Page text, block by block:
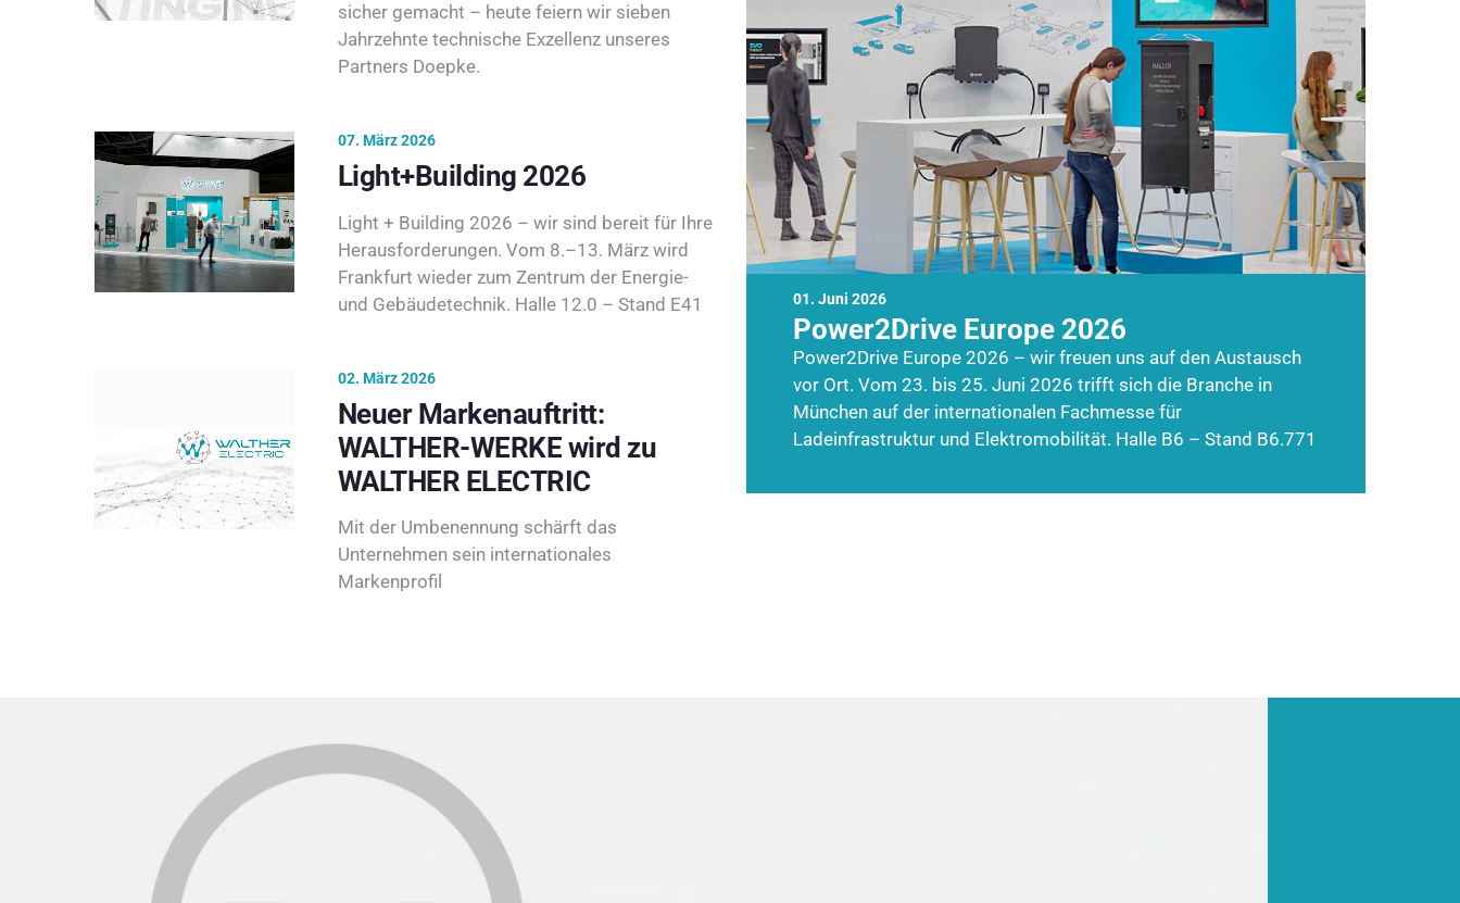
01. Juni 2026
Power2Drive Europe 2026
Power2Drive Europe 2026 – wir freuen uns auf den Austausch
vor Ort. Vom 23. bis 25. Juni 2026 trifft sich die Branche in
München auf der internationalen Fachmesse für
Ladeinfrastruktur und Elektromobilität. Halle B6 – Stand B6.771
sicher gemacht – heute feiern wir sieben
Jahrzehnte technische Exzellenz unseres
Partners Doepke.
07. März 2026
Light+Building 2026
Light + Building 2026 – wir sind bereit für Ihre
Herausforderungen. Vom 8.–13. März wird
Frankfurt wieder zum Zentrum der Energie-
und Gebäudetechnik. Halle 12.0 – Stand E41
02. März 2026
Neuer Markenauftritt:
WALTHER-WERKE wird zu
WALTHER ELECTRIC
Mit der Umbenennung schärft das
Unternehmen sein internationales
Markenprofil